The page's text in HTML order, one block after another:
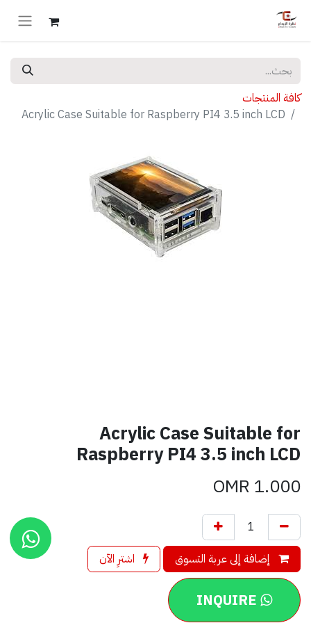
كافة المنتجات
Acrylic Case Suitable for Raspberry PI4 3.5 inch LCD
Acrylic Case Suitable for
Raspberry PI4 3.5 inch LCD
1.000
إضافة إلى عربة التسوق اشترِ الآن
INQUIRE